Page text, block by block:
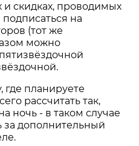
и скидках, проводимых
на
(тот же
можно
где планируете
рассчитать так,
ночь - в таком случае
за дополнительный